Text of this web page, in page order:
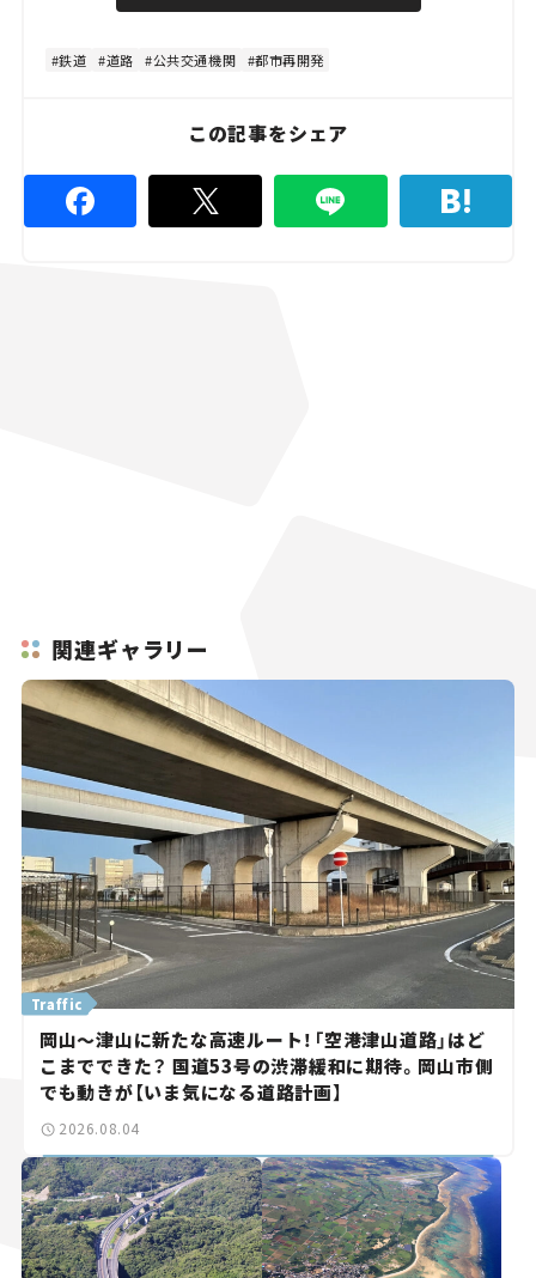
鉄道 道路 公共交通機関 都市再開発
この記事をシェア
関連ギャラリー
Traffic
岡山～津山に新たな高速ルート！「空港津山道路」はど
こまでできた？ 国道53号の渋滞緩和に期待。岡山市側
でも動きが【いま気になる道路計画】
2026.08.04